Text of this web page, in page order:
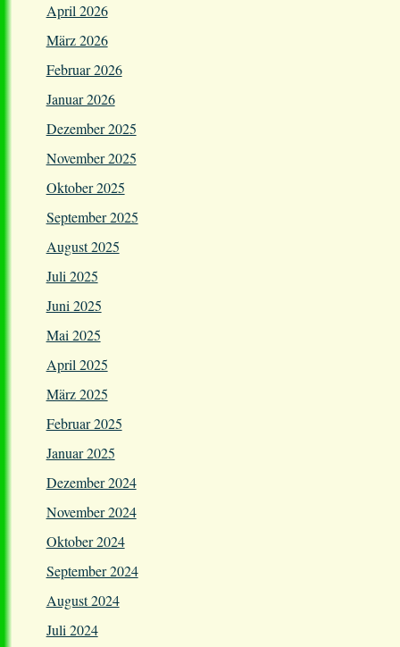
April 2026
März 2026
Februar 2026
Januar 2026
Dezember 2025
November 2025
Oktober 2025
September 2025
August 2025
Juli 2025
Juni 2025
Mai 2025
April 2025
März 2025
Februar 2025
Januar 2025
Dezember 2024
November 2024
Oktober 2024
September 2024
August 2024
Juli 2024